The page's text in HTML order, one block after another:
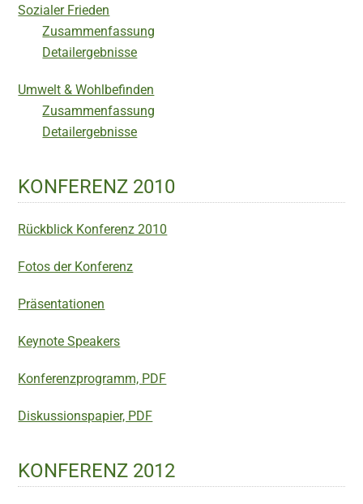
Sozialer Frieden
Zusammenfassung
Detailergebnisse
Umwelt & Wohlbefinden
Zusammenfassung
Detailergebnisse
KONFERENZ 2010
Rückblick Konferenz 2010
Fotos der Konferenz
Präsentationen
Keynote Speakers
Konferenzprogramm, PDF
Diskussionspapier, PDF
KONFERENZ 2012